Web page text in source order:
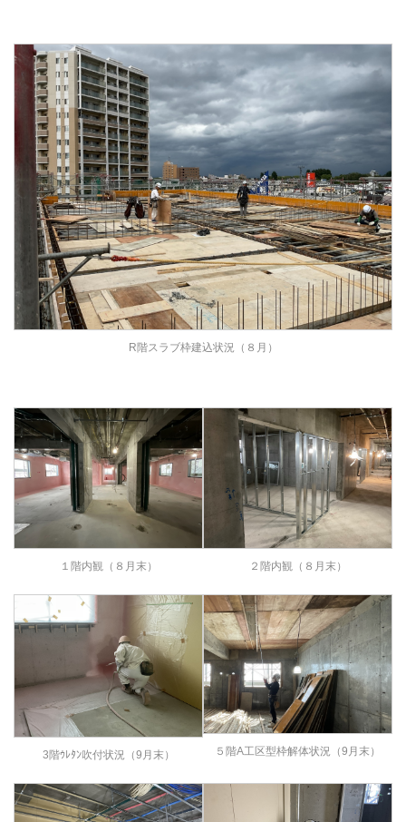
R階スラブ枠建込状況（８月）
１階内観（８月末） ２階内観（８月末）
3階ｳﾚﾀﾝ吹付状況（9月末） ５階A工区型枠解体状況（9月末）